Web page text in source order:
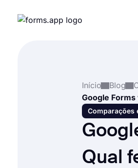
Início Blog
Comparações
Qual